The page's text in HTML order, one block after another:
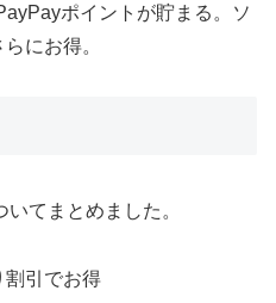
ポイントが貯まる。ソ
にお得。
てまとめました。
割引でお得